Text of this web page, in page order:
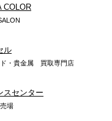
COLOR
ル
ド・貴金属 買取専門店
スセンター
場